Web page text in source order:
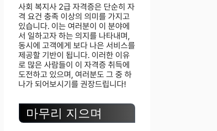
사회 복지사 2급 자격증은 단순히 자
격 요건 충족 이상의 의미를 가지고
있습니다. 이는 여러분이 이 분야에
서 일하고자 하는 의지를 나타내며,
동시에 고객에게 보다 나은 서비스를
제공할 기반이 됩니다. 이러한 이유
로 많은 사람들이 이 자격증 취득에
도전하고 있으며, 여러분도 그 중 하
나가 되어보시기를 권장드립니다!
마무리 지으며